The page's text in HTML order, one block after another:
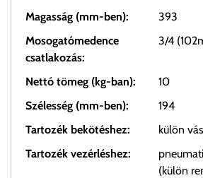
Magasság (mm-ben):
393
Mosogatómedence
csatlakozás:
3/4
Nettó tömeg (kg-ban):
10
Szélesség (mm-ben):
194
Tartozék bekötéshez:
külön
Tartozék vezérléshez:
(külön